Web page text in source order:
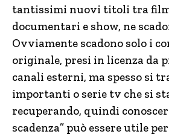
tantissimi nuovi titoli tra
documentari e show, ne
Ovviamente scadono solo i
originale, presi in licenza da
canali esterni, ma spesso si
importanti o serie tv che si
recuperando, quindi
scadenza” può essere utile